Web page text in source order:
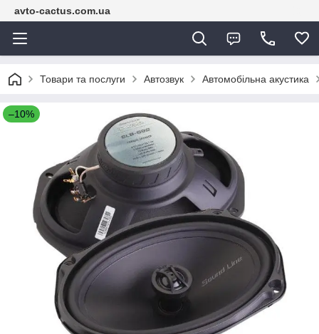
avto-cactus.com.ua
Товари та послуги Автозвук Автомобільна акустика
–10%